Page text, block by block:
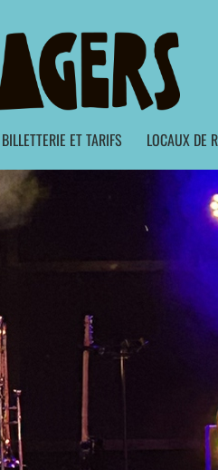
BILLETTERIE ET TARIFS LOCAUX DE